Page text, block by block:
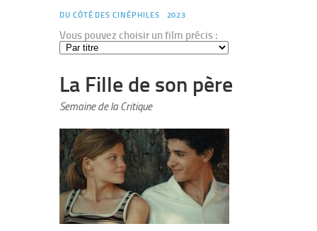
DU CÔTÉ DES CINÉPHILES 2023
Vous pouvez choisir un film précis :
La Fille de son père
Semaine de la Critique